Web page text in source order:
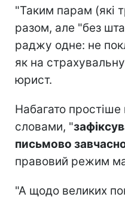
"Таким парам (які
разом, але "без
раджу одне: не
як на
юрист.
Набагато
словами, "
письмово
правовий режим
"А щодо великих